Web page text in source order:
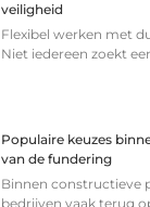
veiligheid
Flexibel werken met
Niet iedereen zoekt
Populaire keuzes
van de fundering
Binnen constructieve
bedrijven vaak terug